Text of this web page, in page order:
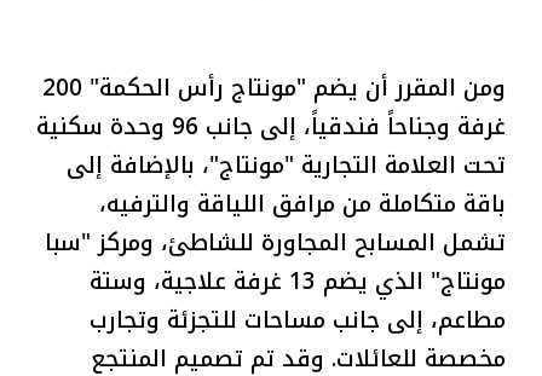
ومن المقرر أن يضم "مونتاج رأس الحكمة" 200
غرفة وجناحاً فندقياً، إلى جانب 96 وحدة سكنية
تحت العلامة التجارية "مونتاج"، بالإضافة إلى
باقة متكاملة من مرافق اللياقة والترفيه،
تشمل المسابح المجاورة للشاطئ، ومركز "سبا
مونتاج" الذي يضم 13 غرفة علاجية، وستة
مطاعم، إلى جانب مساحات للتجزئة وتجارب
مخصصة للعائلات. وقد تم تصميم المنتجع